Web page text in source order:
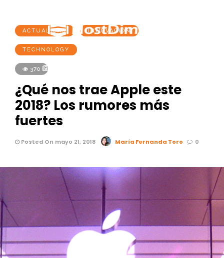
ACTUALIDAD INNOVACIÓN
TECHNOLOGY
370
¿Qué nos trae Apple este
2018? Los rumores más
fuertes
Posted On mayo 21, 2018 María Fernanda Toro 0